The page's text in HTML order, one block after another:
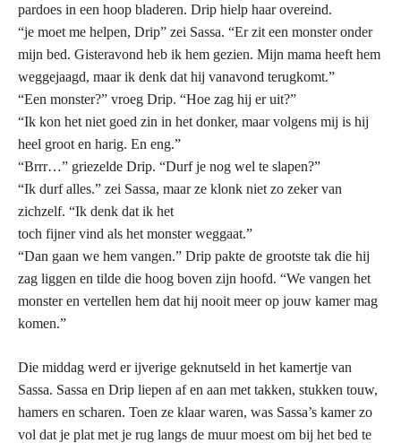
pardoes in een hoop bladeren. Drip hielp haar overeind.
“je moet me helpen, Drip” zei Sassa. “Er zit een monster onder
mijn bed. Gisteravond heb ik hem gezien. Mijn mama heeft hem
weggejaagd, maar ik denk dat hij vanavond terugkomt.”
“Een monster?” vroeg Drip. “Hoe zag hij er uit?”
“Ik kon het niet goed zin in het donker, maar volgens mij is hij
heel groot en harig. En eng.”
“Brrr…” griezelde Drip. “Durf je nog wel te slapen?”
“Ik durf alles.” zei Sassa, maar ze klonk niet zo zeker van
zichzelf. “Ik denk dat ik het
toch fijner vind als het monster weggaat.”
“Dan gaan we hem vangen.” Drip pakte de grootste tak die hij
zag liggen en tilde die hoog boven zijn hoofd. “We vangen het
monster en vertellen hem dat hij nooit meer op jouw kamer mag
komen.”
Die middag werd er ijverige geknutseld in het kamertje van
Sassa. Sassa en Drip liepen af en aan met takken, stukken touw,
hamers en scharen. Toen ze klaar waren, was Sassa’s kamer zo
vol dat je plat met je rug langs de muur moest om bij het bed te